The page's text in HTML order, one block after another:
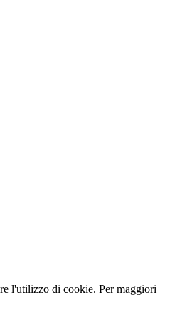
l'utilizzo di cookie. Per maggiori